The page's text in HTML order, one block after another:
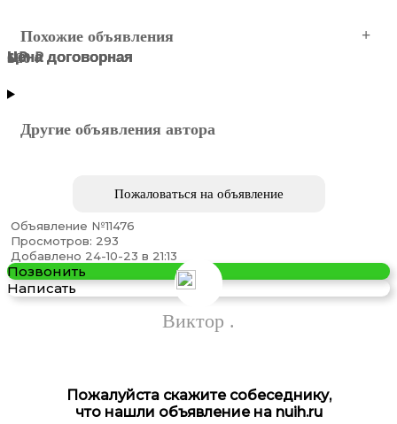
Похожие объявления
Обучение наращиванию ресниц
1 ₽
Цена договорная
Цена договорная
Цена договорная
500 ₽
6 ₽
Другие объявления автора
Пожаловаться на объявление
Объявление №11476
Просмотров: 293
Добавлено 24-10-23 в 21:13
Позвонить
Написать
Виктор .
Пожалуйста скажите собеседнику,
что нашли объявление на nuih.ru